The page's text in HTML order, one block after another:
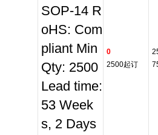
SOP-14 R
oHS: Com
pliant Min
Qty: 2500
Lead time:
53 Week
s, 2 Days
0
2500起订